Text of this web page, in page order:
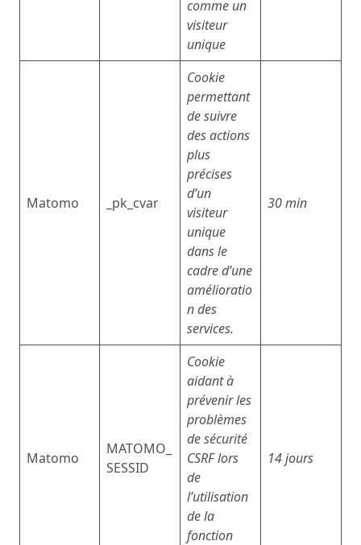
comme un
visiteur
unique
Matomo _pk_cvar
Cookie
permettant
de suivre
des actions
plus
précises
d’un
visiteur
unique
dans le
cadre d’une
amélioratio
n des
services.
30 min
Matomo
MATOMO_
SESSID
Cookie
aidant à
prévenir les
problèmes
de sécurité
CSRF lors
de
l’utilisation
de la
fonction
14 jours